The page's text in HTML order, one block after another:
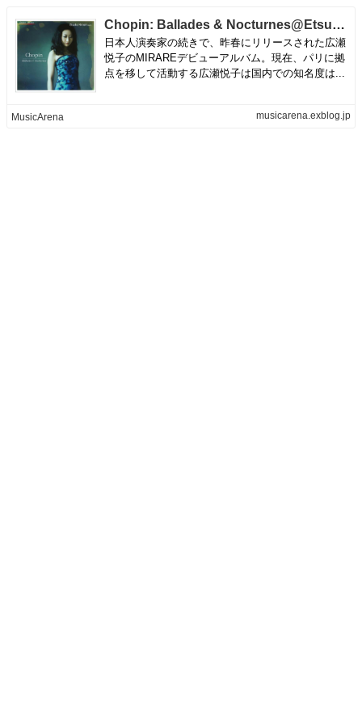
Chopin: Ballades & Nocturnes@Etsuko Hirosé | MusicArena
日本人演奏家の続きで、昨春にリリースされた広瀬
悦子のMIRAREデビューアルバム。現在、パリに拠
点を移して活動する広瀬悦子は国内での知名度は...
MusicArena musicarena.exblog.jp